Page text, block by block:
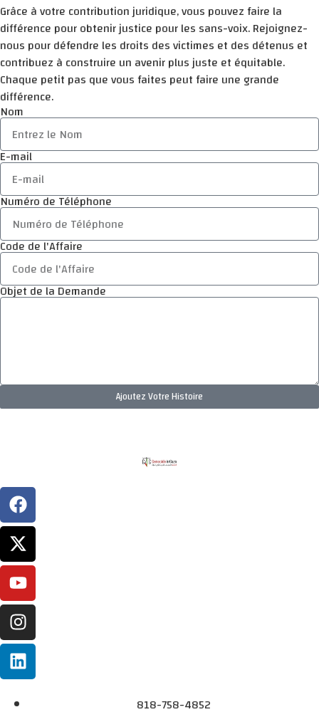
Grâce à votre contribution juridique, vous pouvez faire la
différence pour obtenir justice pour les sans-voix. Rejoignez-
nous pour défendre les droits des victimes et des détenus et
contribuez à construire un avenir plus juste et équitable.
Chaque petit pas que vous faites peut faire une grande
différence.
Nom
E-mail
Numéro de Téléphone
Code de l'Affaire
Objet de la Demande
Ajoutez Votre Histoire
818-758-4852